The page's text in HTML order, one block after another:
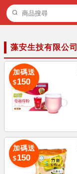
藻安生技有限公司
加碼送
$150
加碼送
$150